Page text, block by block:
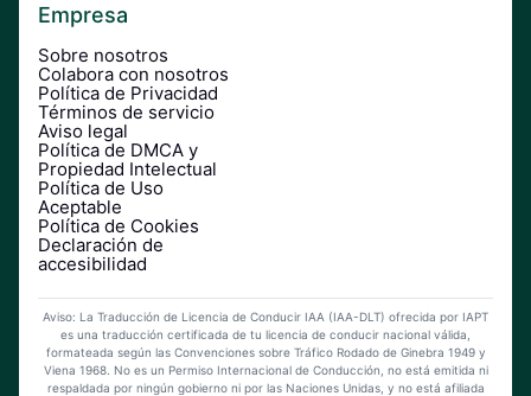
Empresa
Sobre nosotros
Colabora con nosotros
Política de Privacidad
Términos de servicio
Aviso legal
Política de DMCA y
Propiedad Intelectual
Política de Uso
Aceptable
Política de Cookies
Declaración de
accesibilidad
Aviso: La Traducción de Licencia de Conducir IAA (IAA-DLT) ofrecida por IAPT
es una traducción certificada de tu licencia de conducir nacional válida,
formateada según las Convenciones sobre Tráfico Rodado de Ginebra 1949 y
Viena 1968. No es un Permiso Internacional de Conducción, no está emitida ni
respaldada por ningún gobierno ni por las Naciones Unidas, y no está afiliada